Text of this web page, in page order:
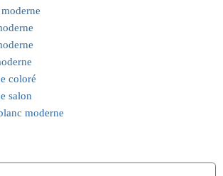
coloré
salon
moderne